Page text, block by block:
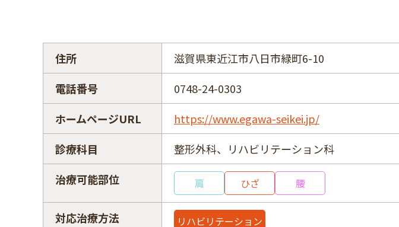
住所
滋賀県東近江市八日市緑町6-10
電話番号
0748-24-0303
ホームページURL
https://www.egawa-seikei.jp/
診療科目
整形外科、リハビリテーション科
治療可能部位
肩 ひざ 腰
対応治療方法 リハビリテーション